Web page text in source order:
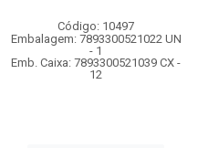
Código: 10497
Embalagem: 7893300521022 UN
- 1
Emb. Caixa: 7893300521039 CX -
12